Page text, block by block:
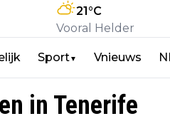
21°C
Vooral Helder
Sport▼ Vnieuws
in Tenerife